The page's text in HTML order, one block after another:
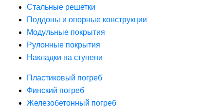
Стальные решетки
Поддоны и опорные конструкции
Модульные покрытия
Рулонные покрытия
Накладки на ступени
Пластиковый погреб
Финский погреб
Железобетонный погреб